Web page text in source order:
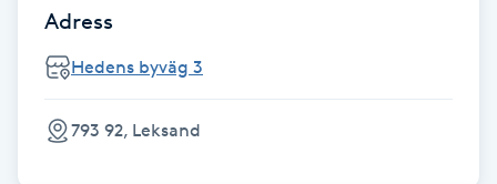
Fransförlängning
Fransförlängning Megavolym
Fransförlängning Volym
Adress
Hedens byväg 3
793 92, Leksand